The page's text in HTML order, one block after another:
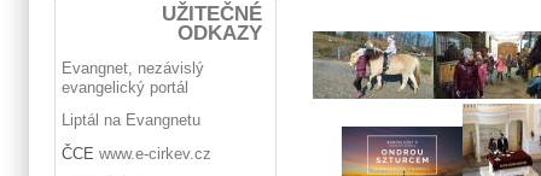
UŽITEČNÉ
ODKAZY
Evangnet, nezávislý
evangelický portál
Liptál na Evangnetu
ČCE www.e-cirkev.cz